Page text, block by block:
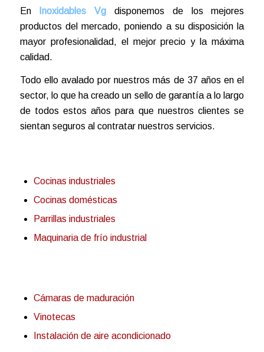
En Inoxidables Vgdisponemos de los mejores
productos del mercado, poniendo a su disposición la
mayor profesionalidad, el mejor precio y la máxima
calidad.
Todo ello avalado por nuestros más de 37 años en el
sector, lo que ha creado un sello de garantía a lo largo
de todos estos años para que nuestros clientes se
sientan seguros al contratar nuestros servicios.
Cocinas industriales
Cocinas domésticas
Parrillas industriales
Maquinaria de frío industrial
Cámaras de maduración
Vinotecas
Instalación de aire acondicionado